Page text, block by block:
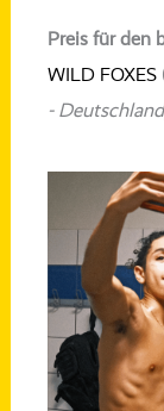
Preis für den
WILD FOXES
-